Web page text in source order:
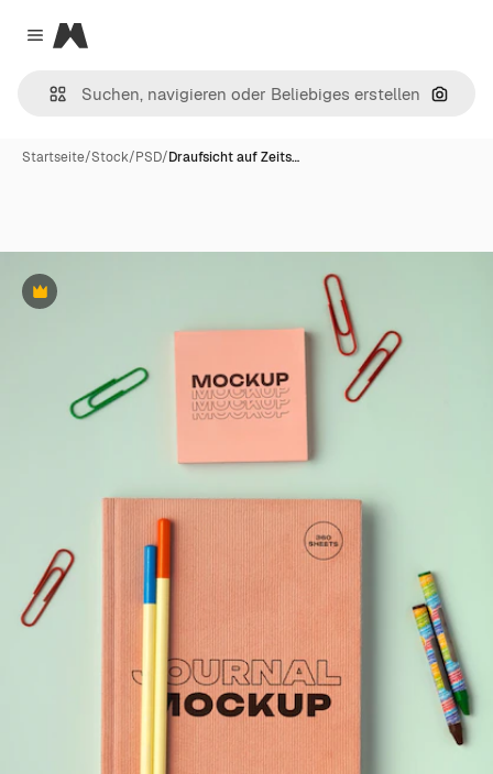
Close menu
Magnific
Nach
Startseite/Stock/PSD/Draufsicht auf Zeits…
Premium